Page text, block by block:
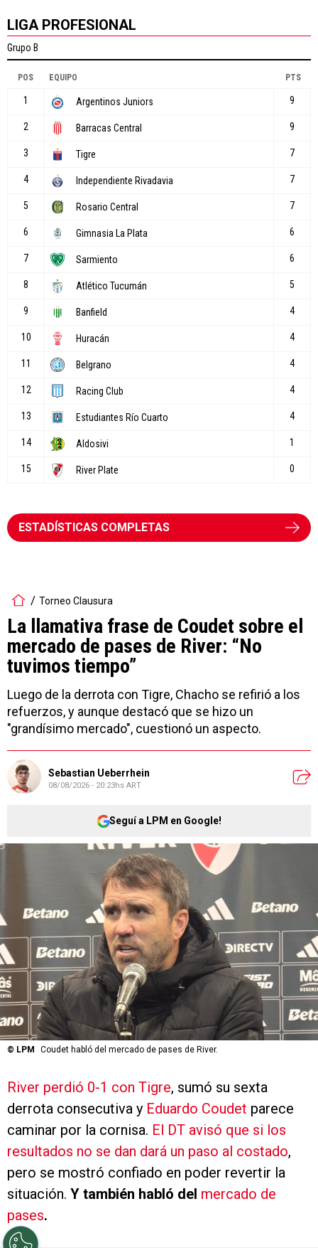
LIGA PROFESIONAL
ESTADÍSTICAS COMPLETAS
Torneo Clausura
La llamativa frase de Coudet sobre el
mercado de pases de River: “No
tuvimos tiempo”
Luego de la derrota con Tigre, Chacho se refirió a los
refuerzos, y aunque destacó que se hizo un
"grandísimo mercado", cuestionó un aspecto.
Sebastian Ueberrhein
08/08/2026 - 20:23hs ART
Seguí a LPM en Google!
© LPM Coudet habló del mercado de pases de River.
River perdió 0-1 con Tigre, sumó su sexta
derrota consecutiva y Eduardo Coudet parece
caminar por la cornisa. El DT avisó que si los
resultados no se dan dará un paso al costado,
pero se mostró confiado en poder revertir la
situación. Y también habló del mercado de
pases.